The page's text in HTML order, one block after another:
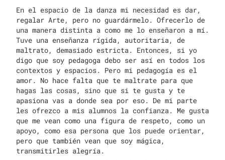
En el espacio de la danza mi necesidad es dar,
regalar Arte, pero no guardármelo. Ofrecerlo de
una manera distinta a como me lo enseñaron a mí.
Tuve una enseñanza rígida, autoritaria, de
maltrato, demasiado estricta. Entonces, si yo
digo que soy pedagoga debo ser así en todos los
contextos y espacios. Pero mi pedagogía es el
amor. No hace falta que te maltrate para que
hagas las cosas, sino que si te gusta y te
apasiona vas a donde sea por eso. De mi parte
les ofrezco a mis alumnos la confianza. Me gusta
que me vean como una figura de respeto, como un
apoyo, como esa persona que los puede orientar,
pero que también vean que soy mágica,
transmitirles alegría.